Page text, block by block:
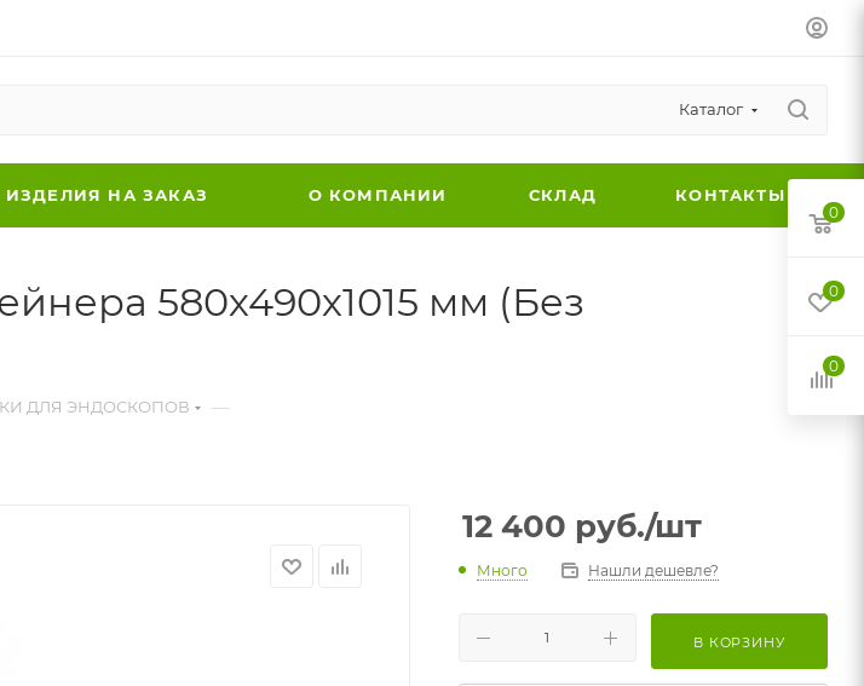
Каталог
ИЗДЕЛИЯ НА ЗАКАЗ О КОМПАНИИ СКЛАД КОНТАКТЫ
580х490х1015 мм (Без
ДЛЯ ЭНДОСКОПОВ —
12 400 руб./шт
Много Нашли дешевле?
В КОРЗИНУ
0
0
0